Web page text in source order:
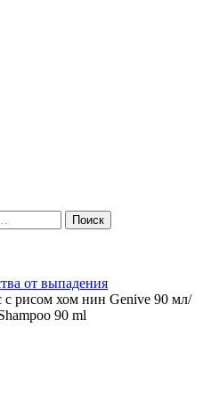
Поиск
от выпадения
с рисом хом нин Genive 90 мл/
90 ml